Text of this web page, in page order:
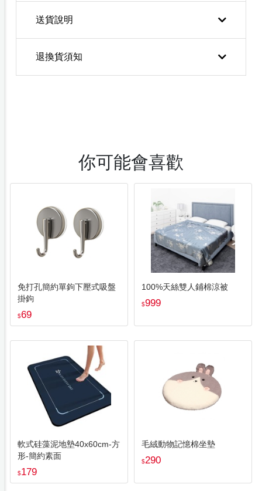
送貨說明
退換貨須知
你可能會喜歡
免打孔簡約單鉤下壓式吸盤
掛鉤
$69
100%天絲雙人鋪棉涼被
$999
軟式硅藻泥地墊40x60cm-方
形-簡約素面
$179
毛絨動物記憶棉坐墊
$290